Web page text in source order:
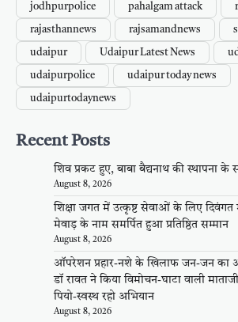
jodhpurpolice pahalgam attack
rajasthannews rajsamandnews
udaipur Udaipur Latest News
udaipurpolice udaipur today news
udaipurtodaynews
Recent Posts
शिव प्रकट हुए, बाबा बैद्यनाथ की स्थापना के
August 8, 2026
शिक्षा जगत में उत्कृष्ट सेवाओं के लिए दिवंगत
मेवाड़ के नाम समर्पित हुआ प्रतिष्ठित सम्मान
August 8, 2026
ऑपरेशन प्रहार-नशे के खिलाफ जन-जन का
डॉ रावत ने किया विमोचन-घाटा वाली
पियो-स्वस्थ रहो अभियान
August 8, 2026